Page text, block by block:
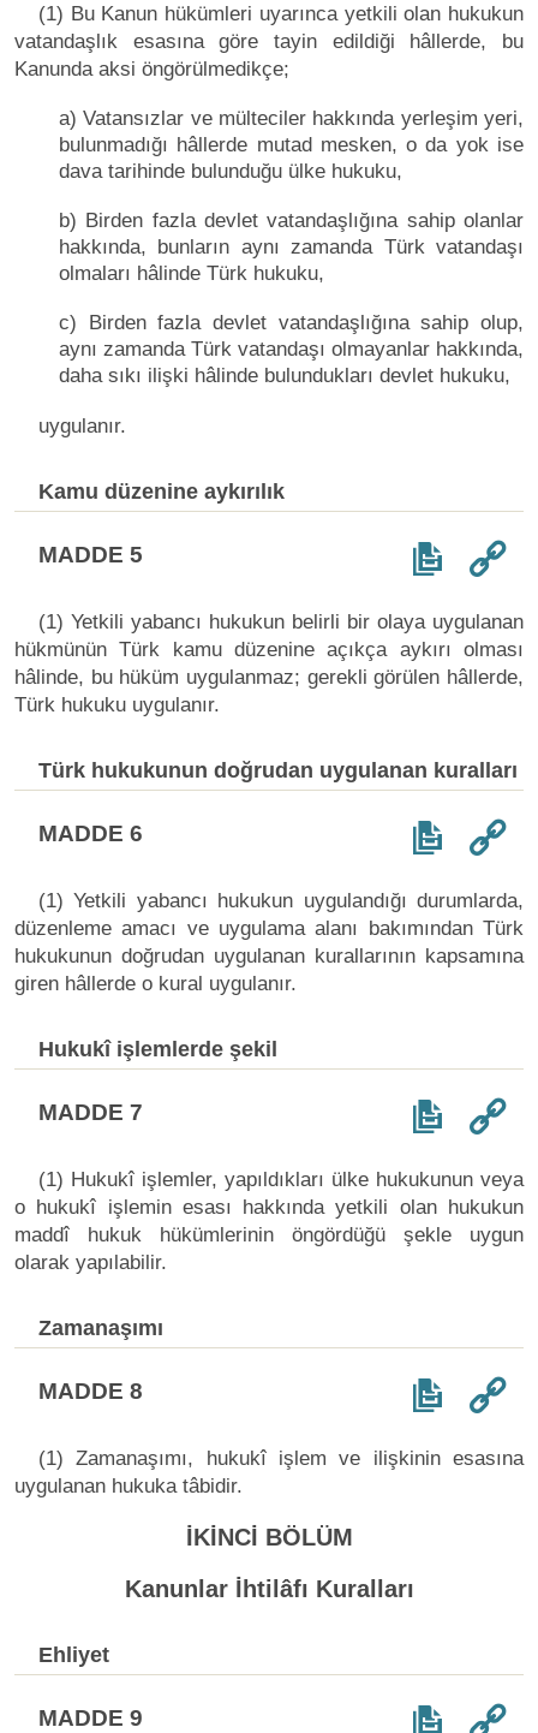
(1) Bu Kanun hükümleri uyarınca yetkili olan hukukun
vatandaşlık esasına göre tayin edildiği hâllerde, bu
Kanunda aksi öngörülmedikçe;
a) Vatansızlar ve mülteciler hakkında yerleşim yeri,
bulunmadığı hâllerde mutad mesken, o da yok ise
dava tarihinde bulunduğu ülke hukuku,
b) Birden fazla devlet vatandaşlığına sahip olanlar
hakkında, bunların aynı zamanda Türk vatandaşı
olmaları hâlinde Türk hukuku,
c) Birden fazla devlet vatandaşlığına sahip olup,
aynı zamanda Türk vatandaşı olmayanlar hakkında,
daha sıkı ilişki hâlinde bulundukları devlet hukuku,
uygulanır.
Kamu düzenine aykırılık
MADDE 5
(1) Yetkili yabancı hukukun belirli bir olaya uygulanan
hükmünün Türk kamu düzenine açıkça aykırı olması
hâlinde, bu hüküm uygulanmaz; gerekli görülen hâllerde,
Türk hukuku uygulanır.
Türk hukukunun doğrudan uygulanan kuralları
MADDE 6
(1) Yetkili yabancı hukukun uygulandığı durumlarda,
düzenleme amacı ve uygulama alanı bakımından Türk
hukukunun doğrudan uygulanan kurallarının kapsamına
giren hâllerde o kural uygulanır.
Hukukî işlemlerde şekil
MADDE 7
(1) Hukukî işlemler, yapıldıkları ülke hukukunun veya
o hukukî işlemin esası hakkında yetkili olan hukukun
maddî hukuk hükümlerinin öngördüğü şekle uygun
olarak yapılabilir.
Zamanaşımı
MADDE 8
(1) Zamanaşımı, hukukî işlem ve ilişkinin esasına
uygulanan hukuka tâbidir.
İKİNCİ BÖLÜM
Kanunlar İhtilâfı Kuralları
Ehliyet
MADDE 9